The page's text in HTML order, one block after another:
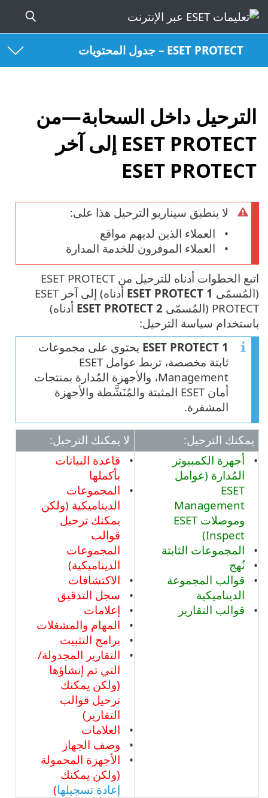
ESET PROTECT – جدول المحتويات
الترحيل داخل السحابة—من
ESET PROTECT إلى آخر
ESET PROTECT
لا ينطبق سيناريو الترحيل هذا على:
العملاء الذين لديهم مواقع
العملاء الموفرون للخدمة المدارة
اتبع الخطوات أدناه للترحيل من ESET PROTECT
(المُسمّى ESET PROTECT 1
أدناه) إلى آخر ESET
PROTECT (المُسمّى
ESET PROTECT 2 أدناه)
باستخدام سياسة الترحيل:
ESET PROTECT 1 يحتوي على مجموعات
ثابتة مخصصة، تربط عوامل ESET
Management، والأجهزة المُدارة بمنتجات
أمان ESET المثبتة والمُنَشَّطة والأجهزة
المشفرة.
يمكنك الترحيل:
لا يمكنك الترحيل:
أجهزة الكمبيوتر
المُدارة (عوامل
ESET
Management
وموصلات ESET
Inspect)
المجموعات الثابتة
نُهج
قوالب المجموعة
الديناميكية
قوالب التقارير
قاعدة البيانات
بأكملها
المجموعات
الديناميكية (ولكن
يمكنك ترحيل
قوالب
المجموعات
الديناميكية)
الاكتشافات
سجل التدقيق
إعلامات
المهام والمشغلات
برامج التثبيت
التقارير المجدولة/
التي تم إنشاؤها
(ولكن يمكنك
ترحيل قوالب
التقارير)
العلامات
وصف الجهاز
الأجهزة المحمولة
(ولكن يمكنك
إعادة تسجيلها)